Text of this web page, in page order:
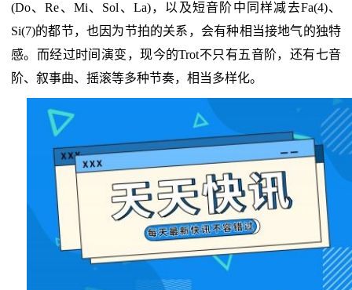
(Do、Re、Mi、Sol、La)，以及短音阶中同样减去Fa(4)、
Si(7)的都节，也因为节拍的关系，会有种相当接地气的独特
感。而经过时间演变，现今的Trot不只有五音阶，还有七音
阶、叙事曲、摇滚等多种节奏，相当多样化。